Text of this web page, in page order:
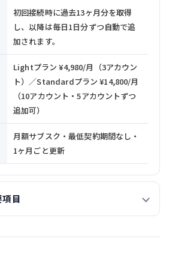
初回接続時に過去13ヶ月分を取得
し、以降は毎日1日分ずつ自動で追
加されます。
Lightプラン ¥4,980/月（3アカウン
ト）／Standardプラン ¥14,800/月
（10アカウント・5アカウントずつ
追加可）
月額サブスク・最低契約期間なし・
1ヶ月ごと更新
目